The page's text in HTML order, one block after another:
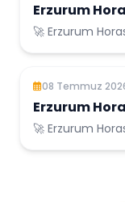
Erzurum
Geliştirme
🚀 Erzurum
08 Temmuz
Erzurum
Hizmetleri
🚀 Erzurum